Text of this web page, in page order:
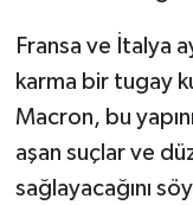
Fransa ve İtalya
karma bir tugay
Macron, bu
aşan suçlar ve
sağlayacağını